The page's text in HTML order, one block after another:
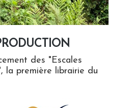
des "Escales
la première librairie du